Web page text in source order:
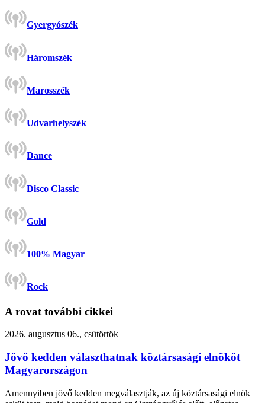
Gyergyószék
Háromszék
Marosszék
Udvarhelyszék
Dance
Disco Classic
Gold
100% Magyar
Rock
A rovat további cikkei
2026. augusztus 06., csütörtök
Jövő kedden választhatnak köztársasági elnököt
Magyarországon
Amennyiben jövő kedden megválasztják, az új köztársasági elnök